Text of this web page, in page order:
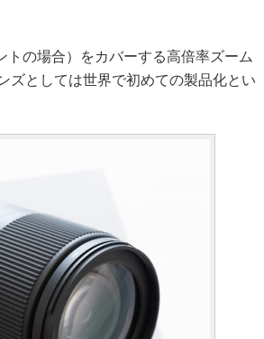
の場合）をカバーする高倍率ズーム
ズとしては世界で初めての製品化とい